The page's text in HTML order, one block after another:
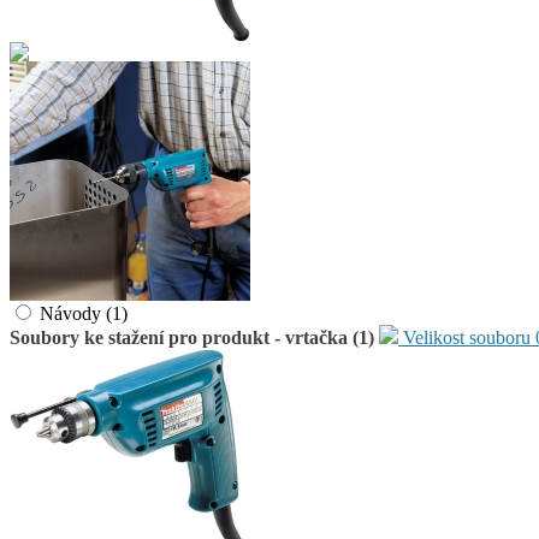
Návody (1)
Soubory ke stažení pro produkt - vrtačka (1)
Velikost souboru